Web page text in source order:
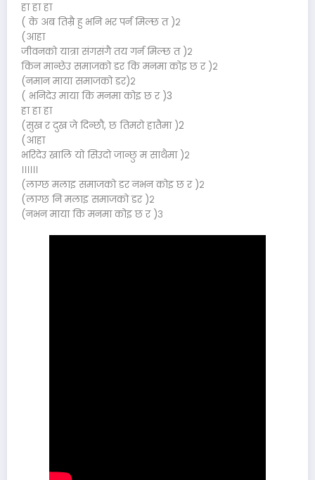
हा हा हा
( के अब तिम्रै हु भनि भर पर्न मिल्छ त )२
(आहा
जीवनको यात्रा संगसंगै तय गर्न मिल्छ त )२
किन मान्छेउ समाजको डर कि मनमा कोइ छ र )२
(नमान माया समाजको डर)२
( भनिदेउ माया कि मनमा कोइ छ र )3
हा हा हा
(सुख र दुख जे दिन्छौ, छ तिमरो हातैमा )2
(आहा
भरिदेउ खालि यो सिउदो जान्छु म साथैमा )२
।।।।।।
(लाग्छ मलाइ समाजको डर नभन कोइ छ र )२
(लाग्छ नि मलाइ समाजको डर )२
(नभन माया कि मनमा कोइ छ र )३